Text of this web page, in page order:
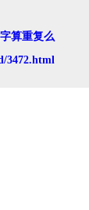
算重复么
3472.html